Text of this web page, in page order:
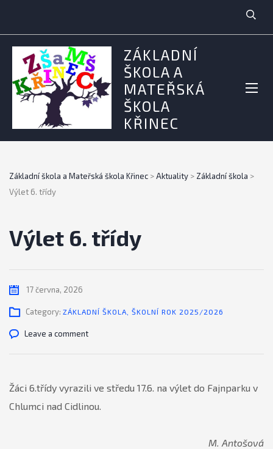
ZÁKLADNÍ
ŠKOLA A
MATEŘSKÁ
ŠKOLA
KŘINEC
Základní škola a Mateřská škola Křinec >Aktuality > Základní škola >
Výlet 6. třídy
Výlet 6. třídy
17 června, 2026
Category: ZÁKLADNÍ ŠKOLA ŠKOLNÍ ROK 2025/2026
Leave a comment
Žáci 6.třídy vyrazili ve středu 17.6. na výlet do Fajnparku v
Chlumci nad Cidlinou.
M. Antošová